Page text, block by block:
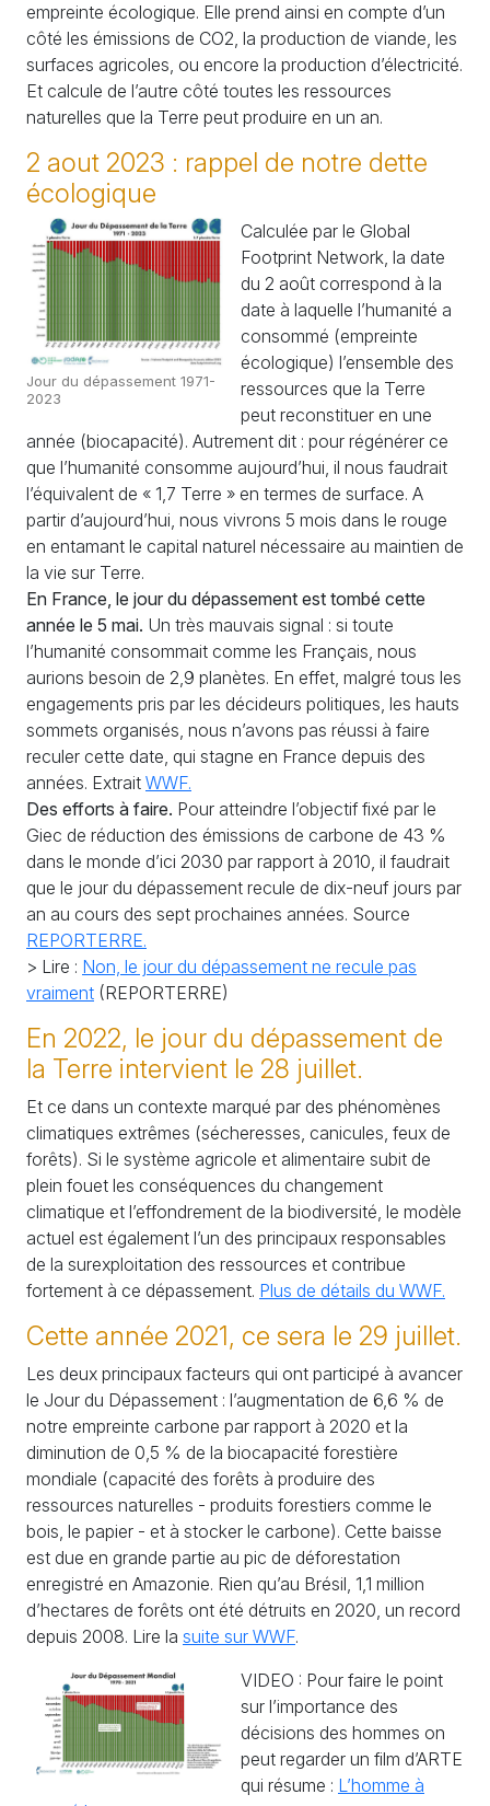
empreinte écologique. Elle prend ainsi en compte d’un
côté les émissions de CO2, la production de viande, les
surfaces agricoles, ou encore la production d’électricité.
Et calcule de l’autre côté toutes les ressources
naturelles que la Terre peut produire en un an.
2 aout 2023 : rappel de notre dette
écologique
Jour du dépassement 1971-
2023
Calculée par le Global
Footprint Network, la date
du 2 août correspond à la
date à laquelle l’humanité a
consommé (empreinte
écologique) l’ensemble des
ressources que la Terre
peut reconstituer en une
année (biocapacité). Autrement dit : pour régénérer ce
que l’humanité consomme aujourd’hui, il nous faudrait
l’équivalent de « 1,7 Terre » en termes de surface. A
partir d’aujourd’hui, nous vivrons 5 mois dans le rouge
en entamant le capital naturel nécessaire au maintien de
la vie sur Terre.
En France, le jour du dépassement est tombé cette
année le 5 mai. Un très mauvais signal : si toute
l’humanité consommait comme les Français, nous
aurions besoin de 2,9 planètes. En effet, malgré tous les
engagements pris par les décideurs politiques, les hauts
sommets organisés, nous n’avons pas réussi à faire
reculer cette date, qui stagne en France depuis des
années. Extrait WWF.
Des efforts à faire. Pour atteindre l’objectif fixé par le
Giec de réduction des émissions de carbone de 43 %
dans le monde d’ici 2030 par rapport à 2010, il faudrait
que le jour du dépassement recule de dix-neuf jours par
an au cours des sept prochaines années. Source
REPORTERRE.
> Lire : Non, le jour du dépassement ne recule pas
vraiment (REPORTERRE)
En 2022, le jour du dépassement de
la Terre intervient le 28 juillet.
Et ce dans un contexte marqué par des phénomènes
climatiques extrêmes (sécheresses, canicules, feux de
forêts). Si le système agricole et alimentaire subit de
plein fouet les conséquences du changement
climatique et l’effondrement de la biodiversité, le modèle
actuel est également l’un des principaux responsables
de la surexploitation des ressources et contribue
fortement à ce dépassement. Plus de détails du WWF.
Cette année 2021, ce sera le 29 juillet.
Les deux principaux facteurs qui ont participé à avancer
le Jour du Dépassement : l’augmentation de 6,6 % de
notre empreinte carbone par rapport à 2020 et la
diminution de 0,5 % de la biocapacité forestière
mondiale (capacité des forêts à produire des
ressources naturelles - produits forestiers comme le
bois, le papier - et à stocker le carbone). Cette baisse
est due en grande partie au pic de déforestation
enregistré en Amazonie. Rien qu’au Brésil, 1,1 million
d’hectares de forêts ont été détruits en 2020, un record
depuis 2008. Lire la suite sur WWF.
VIDEO : Pour faire le point
sur l’importance des
décisions des hommes on
peut regarder un film d’ARTE
qui résume : L’homme à